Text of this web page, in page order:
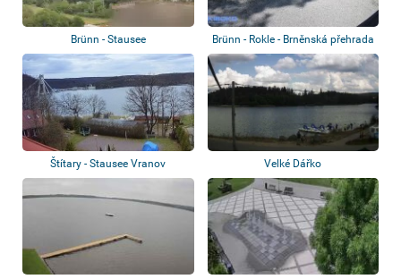
Brünn - Stausee Brünn - Rokle - Brněnská přehrada
Štítary - Stausee Vranov Velké Dářko